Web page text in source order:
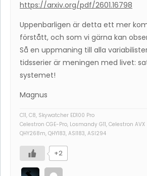
https://arxiv.org/pdf/2601.16798
Uppenbarligen är detta ett mer
förstått, och som vi gärna kan
Så en uppmaning till alla
tidsserier är meningen med livet:
systemet!
Magnus
C11, C8, Skywatcher ED100 Pro
Celestron CGE-Pro, Losmandy G11, Celestron AVX
QHY268m, QHY183, ASI183, ASI294
+2